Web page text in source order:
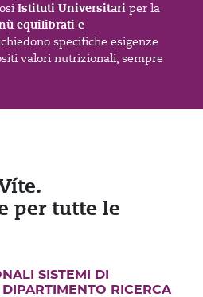
Istituti Universitari per la
equilibrati e
specifiche esigenze
valori nutrizionali, sempre
per tutte le
SISTEMI DI
RICERCA